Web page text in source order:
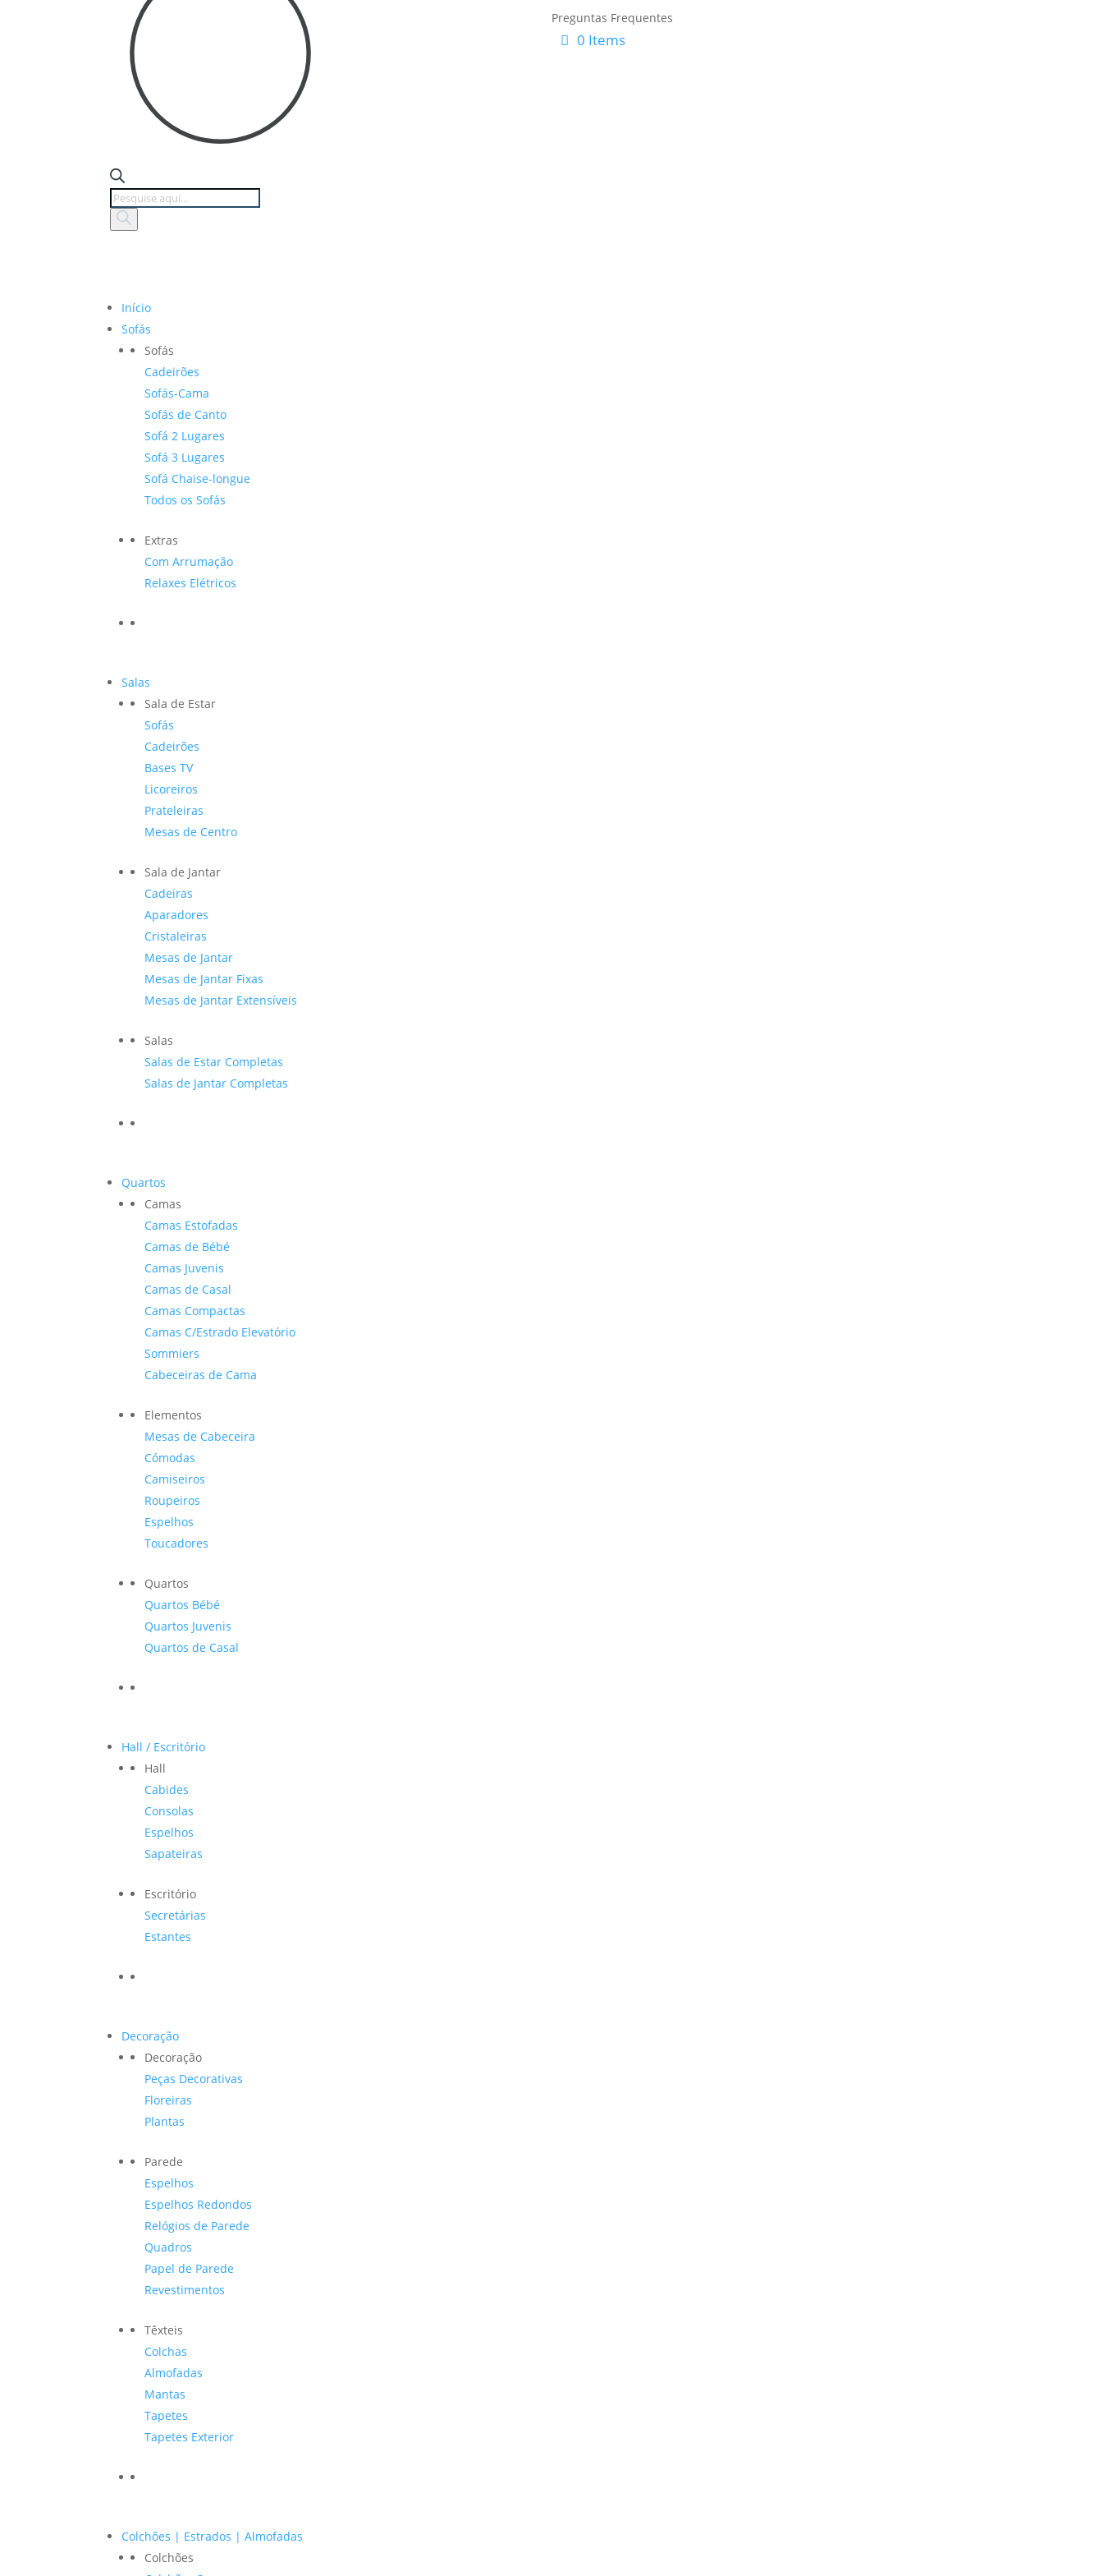
Products
search
Preguntas Frequentes
0 Items
Início
Sofás
Sofás
Cadeirões
Sofás-Cama
Sofás de Canto
Sofá 2 Lugares
Sofá 3 Lugares
Sofá Chaise-longue
Todos os Sofás
Extras
Com Arrumação
Relaxes Elétricos
Salas
Sala de Estar
Sofás
Cadeirões
Bases TV
Licoreiros
Prateleiras
Mesas de Centro
Sala de Jantar
Cadeiras
Aparadores
Cristaleiras
Mesas de Jantar
Mesas de Jantar Fixas
Mesas de Jantar Extensíveis
Salas
Salas de Estar Completas
Salas de Jantar Completas
Quartos
Camas
Camas Estofadas
Camas de Bébé
Camas Juvenis
Camas de Casal
Camas Compactas
Camas C/Estrado Elevatório
Sommiers
Cabeceiras de Cama
Elementos
Mesas de Cabeceira
Cómodas
Camiseiros
Roupeiros
Espelhos
Toucadores
Quartos
Quartos Bébé
Quartos Juvenis
Quartos de Casal
Hall / Escritório
Hall
Cabides
Consolas
Espelhos
Sapateiras
Escritório
Secretárias
Estantes
Decoração
Decoração
Peças Decorativas
Floreiras
Plantas
Parede
Espelhos
Espelhos Redondos
Relógios de Parede
Quadros
Papel de Parede
Revestimentos
Têxteis
Colchas
Almofadas
Mantas
Tapetes
Tapetes Exterior
Colchões | Estrados | Almofadas
Colchões